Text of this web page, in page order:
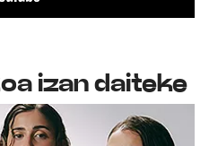
izan daiteke